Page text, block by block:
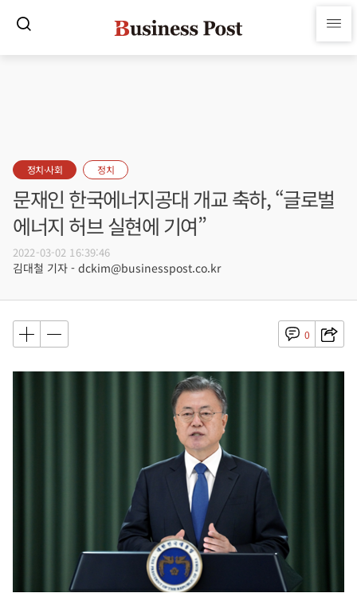
정치·사회 정치
문재인 한국에너지공대 개교 축하, “글로벌
에너지 허브 실현에 기여”
2022-03-02 16:39:46
김대철 기자 - dckim@businesspost.co.kr
0